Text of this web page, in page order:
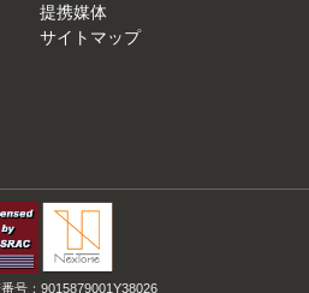
提携媒体
サイトマップ
号：9015879001Y38026